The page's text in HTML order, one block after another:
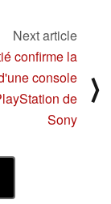
Next article
confirme la
console
de
Sony
⟩